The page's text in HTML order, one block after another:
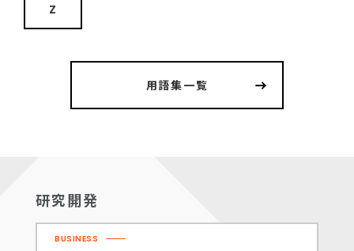
Z
用語集一覧
研究開発
BUSINESS